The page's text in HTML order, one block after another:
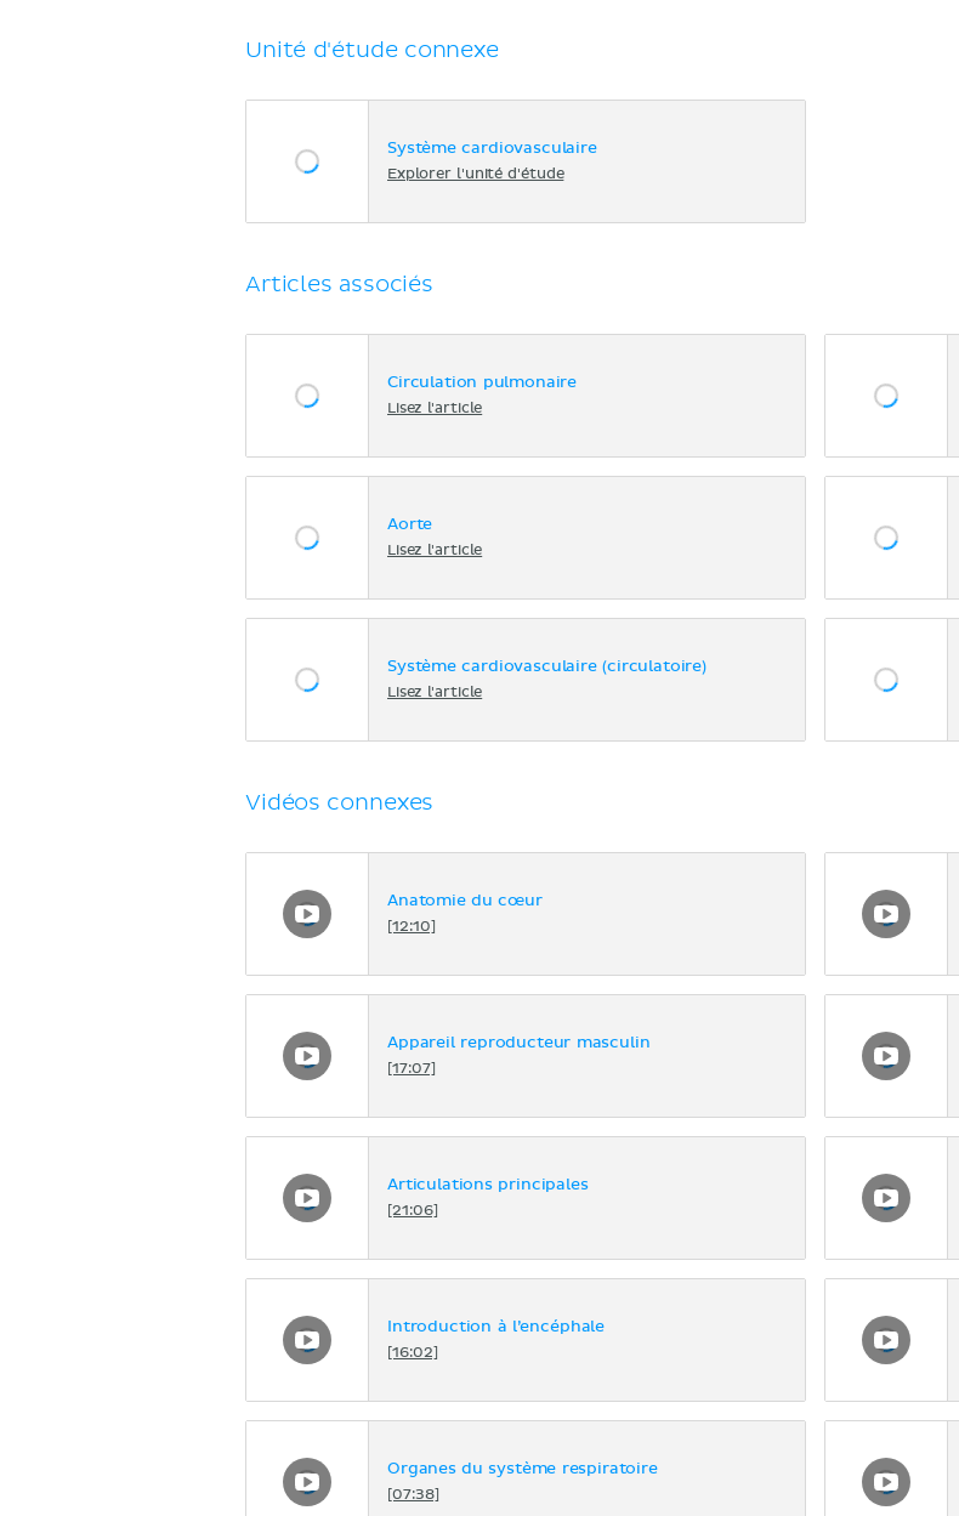
Unité d'étude connexe
Système cardiovasculaire
Explorer l'unité d'étude
Articles associés
Circulation pulmonaire
Lisez l'article
Aorte
Lisez l'article
Système cardiovasculaire (circulatoire)
Lisez l'article
Vidéos connexes
Anatomie du cœur
[12:10]
Appareil reproducteur masculin
[17:07]
Articulations principales
[21:06]
Introduction à l’encéphale
[16:02]
Organes du système respiratoire
[07:38]